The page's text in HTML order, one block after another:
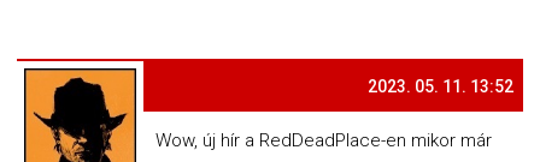
2023. 05. 11. 13:52
Wow, új hír a RedDeadPlace-en mikor már